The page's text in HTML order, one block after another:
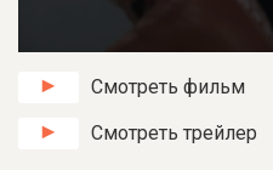
Смотреть фильм
Смотреть трейлер